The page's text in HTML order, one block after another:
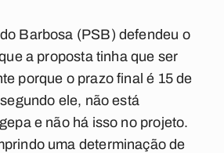
Barbosa (PSB) defendeu o
a proposta tinha que ser
porque o prazo final é 15 de
ele, não está
e não há isso no projeto.
uma determinação de